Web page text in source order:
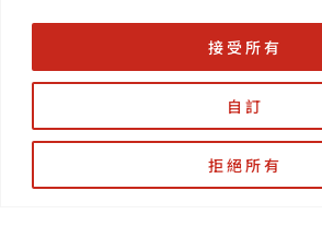
自訂
拒絕所有
接受所有
Services